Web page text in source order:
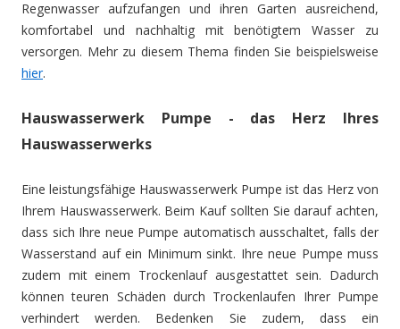
Regenwasser aufzufangen und ihren Garten ausreichend,
komfortabel und nachhaltig mit benötigtem Wasser zu
versorgen. Mehr zu diesem Thema finden Sie beispielsweise
hier.
Hauswasserwerk Pumpe - das Herz Ihres
Hauswasserwerks
Eine leistungsfähige Hauswasserwerk Pumpe ist das Herz von
Ihrem Hauswasserwerk. Beim Kauf sollten Sie darauf achten,
dass sich Ihre neue Pumpe automatisch ausschaltet, falls der
Wasserstand auf ein Minimum sinkt. Ihre neue Pumpe muss
zudem mit einem Trockenlauf ausgestattet sein. Dadurch
können teuren Schäden durch Trockenlaufen Ihrer Pumpe
verhindert werden. Bedenken Sie zudem, dass ein